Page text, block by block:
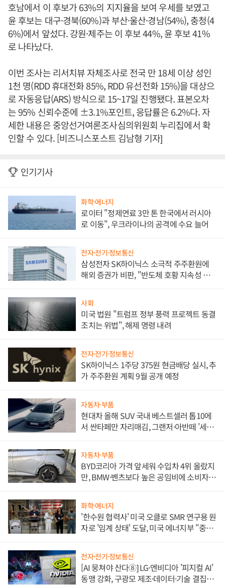
호남에서 이 후보가 63%의 지지율을 보여 우세를 보였고
윤 후보는 대구·경북(60%)과 부산·울산·경남(54%), 충청(4
6%)에서 앞섰다. 강원·제주는 이 후보 44%, 윤 후보 41%
로 나타났다.
이번 조사는 리서치뷰 자체조사로 전국 만 18세 이상 성인
1천 명(RDD 휴대전화 85%, RDD 유선전화 15%)을 대상으
로 자동응답(ARS) 방식으로 15~17일 진행됐다. 표본오차
는 95% 신뢰수준에 ±3.1%포인트, 응답률은 6.2%다. 자
세한 내용은 중앙선거여론조사심의위원회 누리집에서 확
인할 수 있다. [비즈니스포스트 김남형 기자]
인기기사
화학·에너지
로이터 "정제연료 3만 톤 한국에서 러시아
로 이동", 우크라이나의 공격에 수요 늘어
전자·전기·정보통신
삼성전자 SK하이닉스 소극적 주주환원에
해외 증권가 비판, "반도체 호황 지속성 의
사회
미국 법원 "트럼프 정부 풍력 프로젝트 동결
조치는 위법", 해제 명령 내려
전자·전기·정보통신
SK하이닉스 1주당 375원 현금배당 실시, 추
가 주주환원 계획 9월 공개 예정
자동차·부품
현대차 올해 SUV 국내 베스트셀러 톱10에
서 싼타페만 자리매김, 그랜저·아반떼 '세단
자동차·부품
BYD코리아 가격 앞세워 수입차 4위 올랐지
만, BMW·벤츠보다 높은 공임비에 소비자
화학·에너지
'한수원 협력사' 미국 오클로 SMR 연구용 원
자로 '임계 상태' 도달, 미국 에너지부 "중요
전자·전기·정보통신
[AI 뭉쳐야 산다⑧] LG·엔비디아 '피지컬 AI'
동맹 강화, 구광모 제조·데이터·기술 결집